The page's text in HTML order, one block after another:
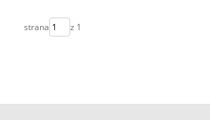
strana z 1